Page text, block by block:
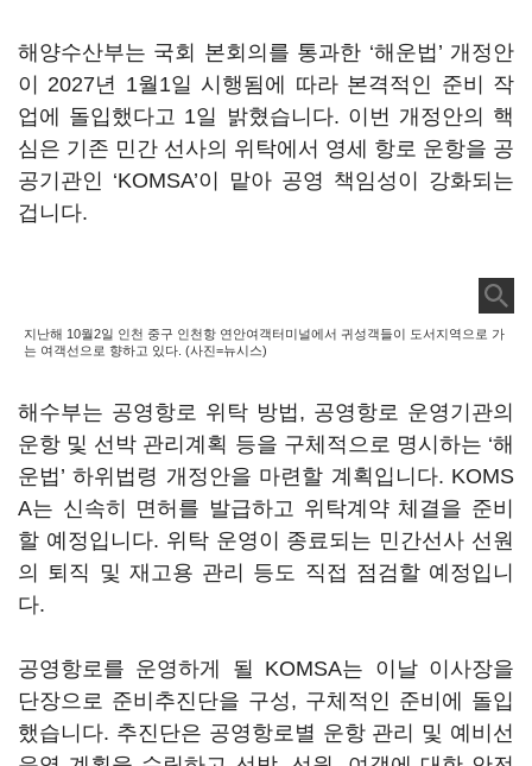
해양수산부는 국회 본회의를 통과한 ‘해운법’ 개정안
이 2027년 1월1일 시행됨에 따라 본격적인 준비 작
업에 돌입했다고 1일 밝혔습니다. 이번 개정안의 핵
심은 기존 민간 선사의 위탁에서 영세 항로 운항을 공
공기관인 ‘KOMSA’이 맡아 공영 책임성이 강화되는
겁니다.
지난해 10월2일 인천 중구 인천항 연안여객터미널에서 귀성객들이 도서지역으로 가
는 여객선으로 향하고 있다. (사진=뉴시스)
해수부는 공영항로 위탁 방법, 공영항로 운영기관의
운항 및 선박 관리계획 등을 구체적으로 명시하는 ‘해
운법’ 하위법령 개정안을 마련할 계획입니다. KOMS
A는 신속히 면허를 발급하고 위탁계약 체결을 준비
할 예정입니다. 위탁 운영이 종료되는 민간선사 선원
의 퇴직 및 재고용 관리 등도 직접 점검할 예정입니
다.
공영항로를 운영하게 될 KOMSA는 이날 이사장을
단장으로 준비추진단을 구성, 구체적인 준비에 돌입
했습니다. 추진단은 공영항로별 운항 관리 및 예비선